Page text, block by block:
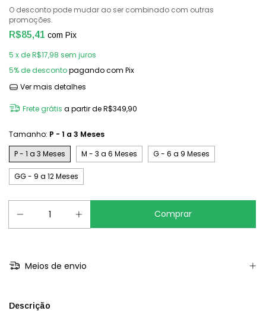
O desconto pode mudar ao ser combinado com outras
promoções.
R$85,41 com Pix
5 x deR$17,98 sem juros
5% de descontopagando com Pix
Ver mais detalhes
Frete grátis a partir deR$349,90
Tamanho: P - 1 a 3 Meses
P - 1 a 3 Meses
M - 3 a 6 Meses G - 6 a 9 Meses
GG - 9 a 12 Meses
Meios de envio
Descrição